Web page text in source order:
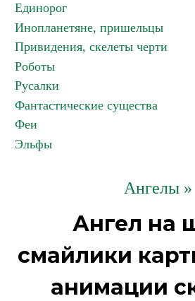
Единорог
Инопланетяне, пришельцы
Привидения, скелеты черти
Роботы
Русалки
Фантастические существа
Феи
Эльфы
Ангелы »
Ангел на
смайлики
анимации